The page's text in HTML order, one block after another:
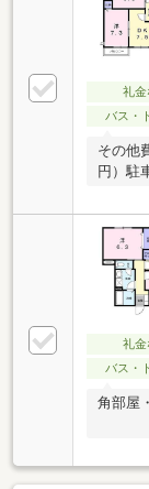
礼金
バス・
その他
円）駐
礼金
バス・
角部屋